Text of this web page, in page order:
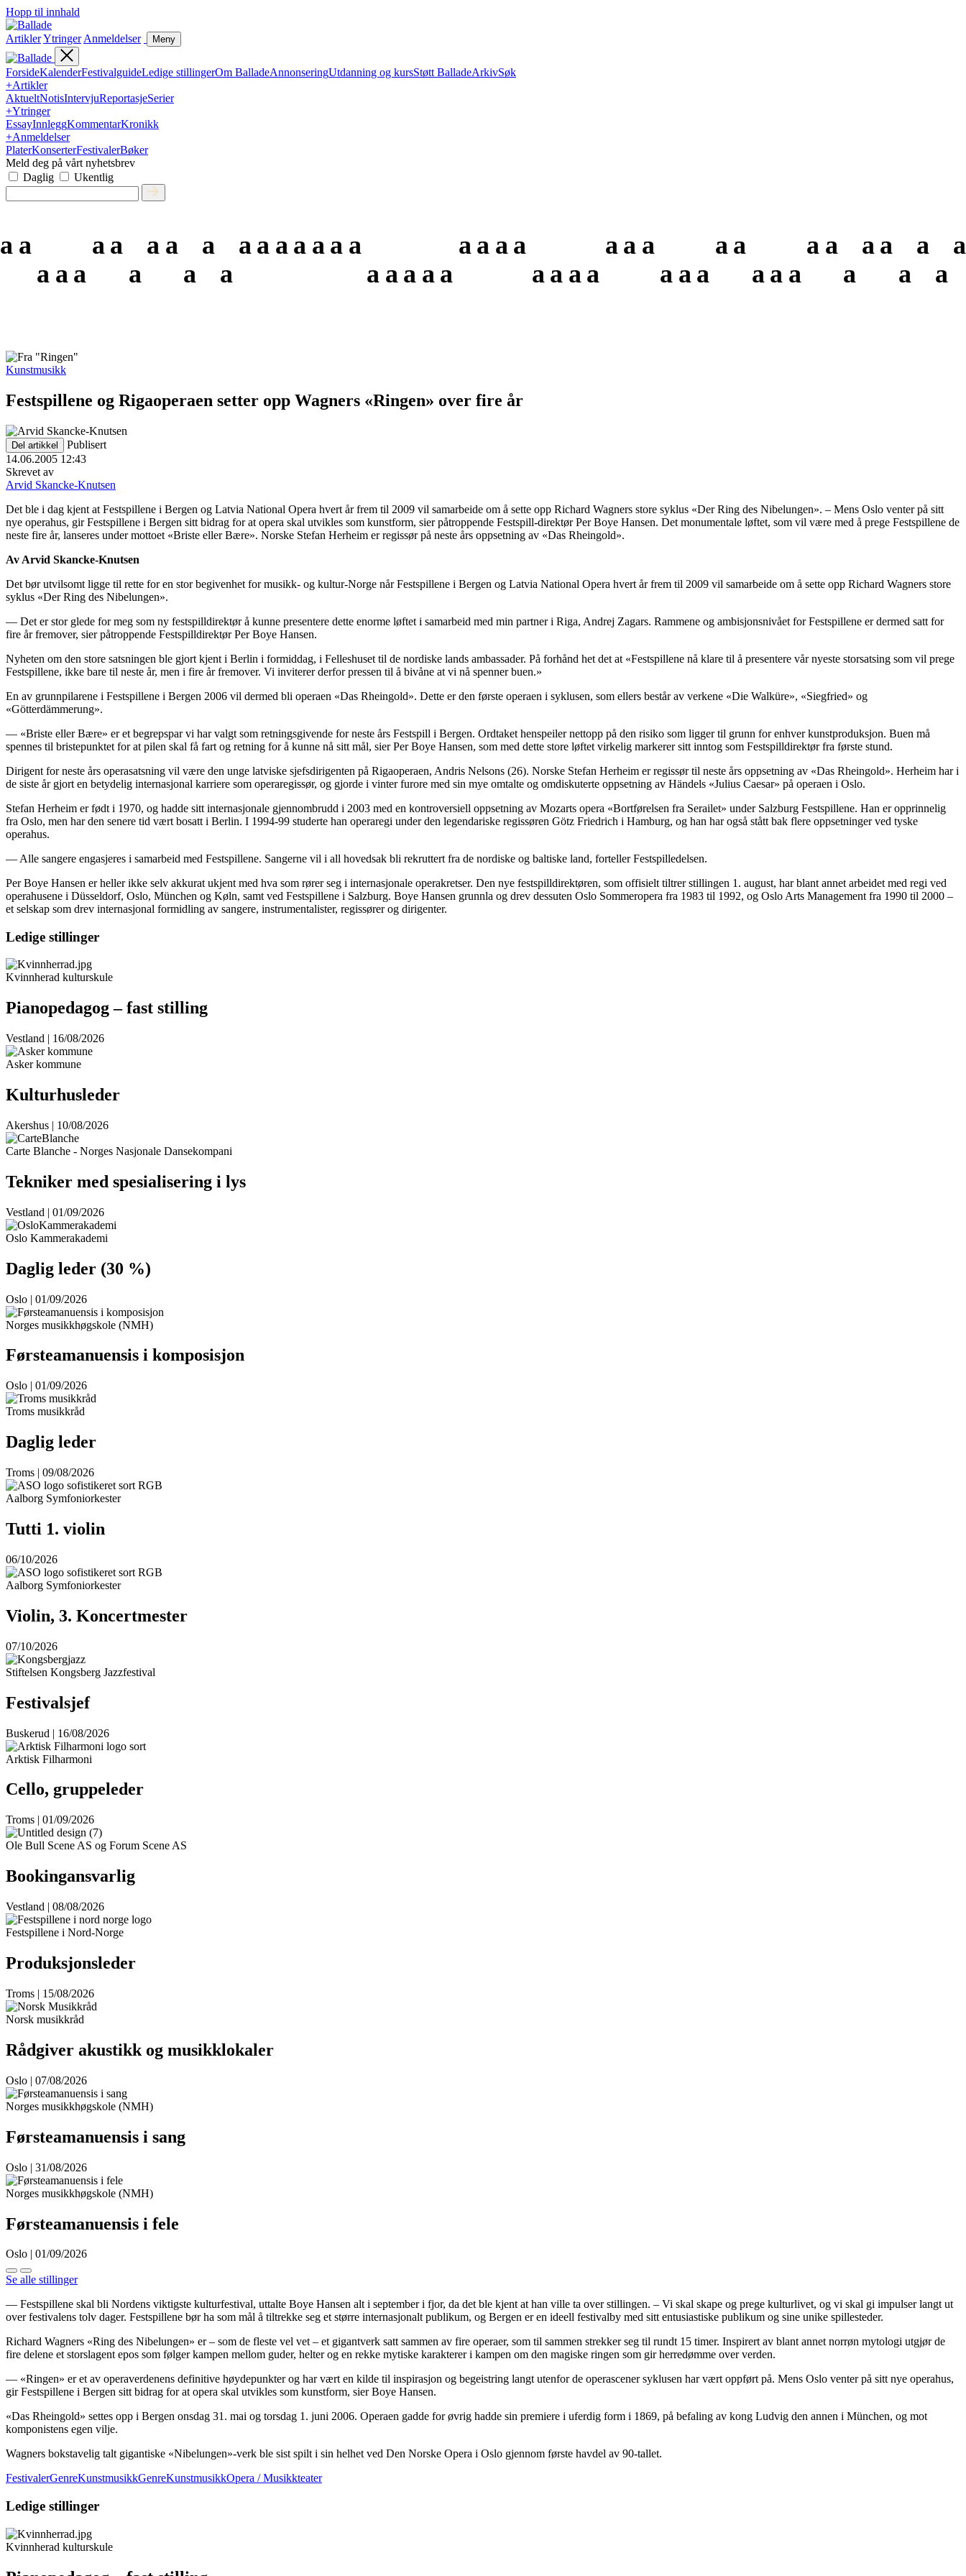
Hopp til innhald
ArtiklerYtringer Anmeldelser Meny
ForsideKalenderFestivalguideLedige stillingerOm BalladeAnnonseringUtdanning og kursStøtt BalladeArkivSøk
+Artikler
AktueltNotisIntervjuReportasjeSerier
+Ytringer
EssayInnleggKommentarKronikk
+Anmeldelser
PlaterKonserterFestivalerBøker
Meld deg på vårt nyhetsbrev
Daglig
Ukentlig
Kunstmusikk
Festspillene og Rigaoperaen setter opp Wagners «Ringen» over fire år
Del artikkel
Publisert
14.06.2005 12:43
Skrevet av
Arvid Skancke-Knutsen
Det ble i dag kjent at Festspillene i Bergen og Latvia National Opera hvert år frem til 2009 vil samarbeide om å sette opp Richard Wagners store syklus «Der Ring des Nibelungen». – Mens Oslo venter på sitt
nye operahus, gir Festspillene i Bergen sitt bidrag for at opera skal utvikles som kunstform, sier påtroppende Festspill-direktør Per Boye Hansen. Det monumentale løftet, som vil være med å prege Festspillene de
neste fire år, lanseres under mottoet «Briste eller Bære». Norske Stefan Herheim er regissør på neste års oppsetning av «Das Rheingold».
Av Arvid Skancke-Knutsen
Det bør utvilsomt ligge til rette for en stor begivenhet for musikk- og kultur-Norge når Festspillene i Bergen og Latvia National Opera hvert år frem til 2009 vil samarbeide om å sette opp Richard Wagners store
syklus «Der Ring des Nibelungen».
— Det er stor glede for meg som ny festspilldirektør å kunne presentere dette enorme løftet i samarbeid med min partner i Riga, Andrej Zagars. Rammene og ambisjonsnivået for Festspillene er dermed satt for
fire år fremover, sier påtroppende Festspilldirektør Per Boye Hansen.
Nyheten om den store satsningen ble gjort kjent i Berlin i formiddag, i Felleshuset til de nordiske lands ambassader. På forhånd het det at «Festspillene nå klare til å presentere vår nyeste storsatsing som vil prege
Festspillene, ikke bare til neste år, men i fire år fremover. Vi inviterer derfor pressen til å bivåne at vi nå spenner buen.»
En av grunnpilarene i Festspillene i Bergen 2006 vil dermed bli operaen «Das Rheingold». Dette er den første operaen i syklusen, som ellers består av verkene «Die Walküre», «Siegfried» og
«Götterdämmerung».
— «Briste eller Bære» er et begrepspar vi har valgt som retningsgivende for neste års Festspill i Bergen. Ordtaket henspeiler nettopp på den risiko som ligger til grunn for enhver kunstproduksjon. Buen må
spennes til bristepunktet for at pilen skal få fart og retning for å kunne nå sitt mål, sier Per Boye Hansen, som med dette store løftet virkelig markerer sitt inntog som Festspilldirektør fra første stund.
Dirigent for neste års operasatsning vil være den unge latviske sjefsdirigenten på Rigaoperaen, Andris Nelsons (26). Norske Stefan Herheim er regissør til neste års oppsetning av «Das Rheingold». Herheim har i
de siste år gjort en betydelig internasjonal karriere som operaregissør, og gjorde i vinter furore med sin mye omtalte og omdiskuterte oppsetning av Händels «Julius Caesar» på operaen i Oslo.
Stefan Herheim er født i 1970, og hadde sitt internasjonale gjennombrudd i 2003 med en kontroversiell oppsetning av Mozarts opera «Bortførelsen fra Serailet» under Salzburg Festspillene. Han er opprinnelig
fra Oslo, men har den senere tid vært bosatt i Berlin. I 1994-99 studerte han operaregi under den legendariske regissøren Götz Friedrich i Hamburg, og han har også stått bak flere oppsetninger ved tyske
operahus.
— Alle sangere engasjeres i samarbeid med Festspillene. Sangerne vil i all hovedsak bli rekruttert fra de nordiske og baltiske land, forteller Festspilledelsen.
Per Boye Hansen er heller ikke selv akkurat ukjent med hva som rører seg i internasjonale operakretser. Den nye festspilldirektøren, som offisielt tiltrer stillingen 1. august, har blant annet arbeidet med regi ved
operahusene i Düsseldorf, Oslo, München og Køln, samt ved Festspillene i Salzburg. Boye Hansen grunnla og drev dessuten Oslo Sommeropera fra 1983 til 1992, og Oslo Arts Management fra 1990 til 2000 –
et selskap som drev internasjonal formidling av sangere, instrumentalister, regissører og dirigenter.
Ledige stillinger
Kvinnherad kulturskule
Pianopedagog – fast stilling
Vestland | 16/08/2026
Asker kommune
Kulturhusleder
Akershus | 10/08/2026
Carte Blanche - Norges Nasjonale Dansekompani
Tekniker med spesialisering i lys
Vestland | 01/09/2026
Oslo Kammerakademi
Daglig leder (30 %)
Oslo | 01/09/2026
Norges musikkhøgskole (NMH)
Førsteamanuensis i komposisjon
Oslo | 01/09/2026
Troms musikkråd
Daglig leder
Troms | 09/08/2026
Aalborg Symfoniorkester
Tutti 1. violin
06/10/2026
Aalborg Symfoniorkester
Violin, 3. Koncertmester
07/10/2026
Stiftelsen Kongsberg Jazzfestival
Festivalsjef
Buskerud | 16/08/2026
Arktisk Filharmoni
Cello, gruppeleder
Troms | 01/09/2026
Ole Bull Scene AS og Forum Scene AS
Bookingansvarlig
Vestland | 08/08/2026
Festspillene i Nord-Norge
Produksjonsleder
Troms | 15/08/2026
Norsk musikkråd
Rådgiver akustikk og musikklokaler
Oslo | 07/08/2026
Norges musikkhøgskole (NMH)
Førsteamanuensis i sang
Oslo | 31/08/2026
Norges musikkhøgskole (NMH)
Førsteamanuensis i fele
Oslo | 01/09/2026
Se alle stillinger
— Festspillene skal bli Nordens viktigste kulturfestival, uttalte Boye Hansen alt i september i fjor, da det ble kjent at han ville ta over stillingen. – Vi skal skape og prege kulturlivet, og vi skal gi impulser langt ut
over festivalens tolv dager. Festspillene bør ha som mål å tiltrekke seg et større internasjonalt publikum, og Bergen er en ideell festivalby med sitt entusiastiske publikum og sine unike spillesteder.
Richard Wagners «Ring des Nibelungen» er – som de fleste vel vet – et gigantverk satt sammen av fire operaer, som til sammen strekker seg til rundt 15 timer. Inspirert av blant annet norrøn mytologi utgjør de
fire delene et storslagent epos som følger kampen mellom guder, helter og en rekke mytiske karakterer i kampen om den magiske ringen som gir herredømme over verden.
— «Ringen» er et av operaverdenens definitive høydepunkter og har vært en kilde til inspirasjon og begeistring langt utenfor de operascener syklusen har vært oppført på. Mens Oslo venter på sitt nye operahus,
gir Festspillene i Bergen sitt bidrag for at opera skal utvikles som kunstform, sier Boye Hansen.
«Das Rheingold» settes opp i Bergen onsdag 31. mai og torsdag 1. juni 2006. Operaen gadde for øvrig hadde sin premiere i uferdig form i 1869, på befaling av kong Ludvig den annen i München, og mot
komponistens egen vilje.
Wagners bokstavelig talt gigantiske «Nibelungen»-verk ble sist spilt i sin helhet ved Den Norske Opera i Oslo gjennom første havdel av 90-tallet.
FestivalerGenreKunstmusikkGenreKunstmusikkOpera / Musikkteater
Ledige stillinger
Kvinnherad kulturskule